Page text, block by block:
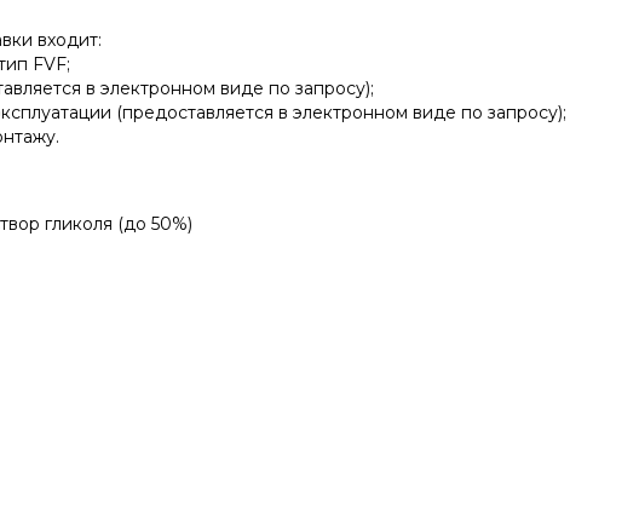
входит:
FVF;
в электронном виде по запросу);
(предоставляется в электронном виде по запросу);
гликоля (до 50%)